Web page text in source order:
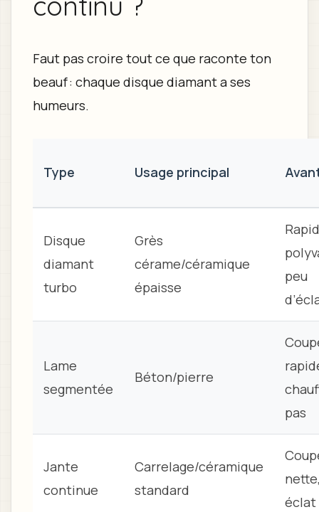
Faut pas croire tout ce que raconte ton
beauf : chaque disque diamant a ses
humeurs.
Type Usage principal
Disque
diamant
turbo
Grès
cérame/céramique
épaisse
peu
Lame
segmentée
Béton/pierre
pas
Jante
continue
Carrelage/céramique
standard
éclat